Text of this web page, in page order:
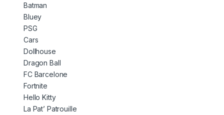
Batman
Bluey
PSG
Cars
Dollhouse
Dragon Ball
FC Barcelone
Fortnite
Hello Kitty
La Pat’ Patrouille